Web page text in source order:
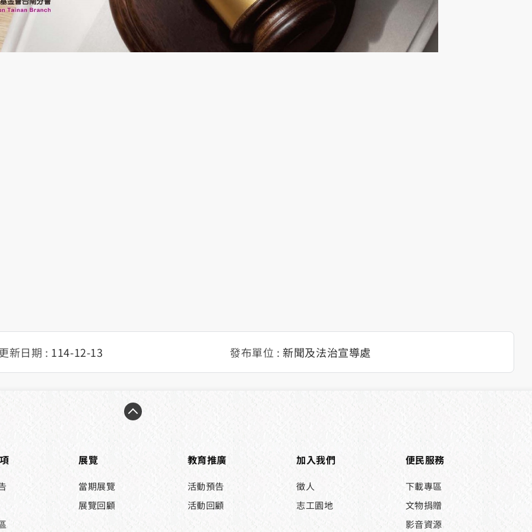
新日期 : 114-12-13 發布單位 :新聞及法治宣導處
展覽
當期展覽
展覽回顧
教育推廣
活動預告
活動回顧
加入我們
徵人
志工園地
便民服務
下載專區
文物捐贈
影音資源